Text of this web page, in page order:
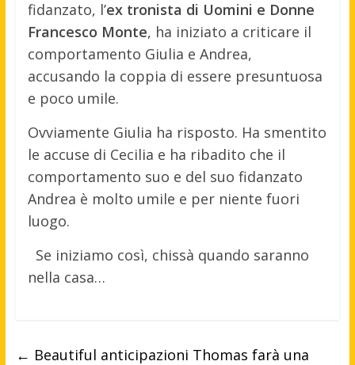
fidanzato, l’ex tronista di Uomini e Donne
Francesco Monte, ha iniziato a criticare il
comportamento Giulia e Andrea,
accusando la coppia di essere presuntuosa
e poco umile.
Ovviamente Giulia ha risposto. Ha smentito
le accuse di Cecilia e ha ribadito che il
comportamento suo e del suo fidanzato
Andrea è molto umile e per niente fuori
luogo.
Se iniziamo così, chissà quando saranno
nella casa…
← Beautiful anticipazioni Thomas farà una